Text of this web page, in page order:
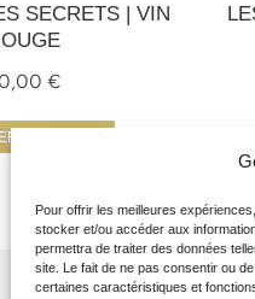
Pour offrir les meilleures
stocker et/ou accéder aux
permettra de traiter des données
site. Le fait de ne pas consentir ou
certaines caractéristiques et
SECRETS | VIN
€
AU PANIER